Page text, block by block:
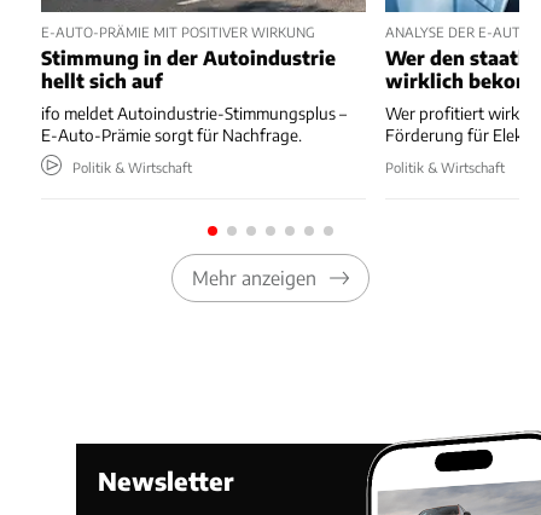
E-AUTO-PRÄMIE MIT POSITIVER WIRKUNG
Stimmung in der Autoindustrie
hellt sich auf
ifo meldet Autoindustrie-Stimmungsplus –
E-Auto-Prämie sorgt für Nachfrage.
Politik & Wirtschaft
ANALYSE DER E-AUTO-
Wer den
wirklich
Wer profitiert
Förderung für
Politik & Wirtschaft
Mehr anzeigen
Newsletter